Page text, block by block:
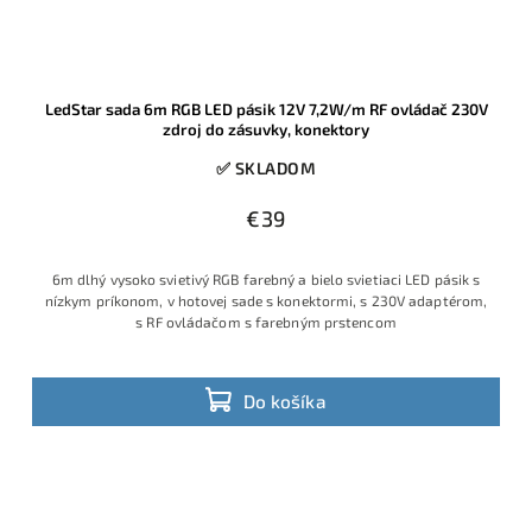
LedStar sada 6m RGB LED pásik 12V 7,2W/m RF ovládač 230V
zdroj do zásuvky, konektory
✅ SKLADOM
€39
Do košíka
6m dlhý vysoko svietivý RGB farebný a bielo svietiaci LED pásik s
nízkym príkonom, v hotovej sade s konektormi, s 230V adaptérom,
s RF ovládačom s farebným prstencom